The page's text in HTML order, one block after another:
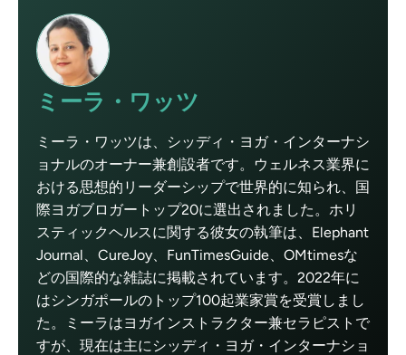
ミーラ・ワッツ
ミーラ・ワッツは、シッディ・ヨガ・インターナシ
ョナルのオーナー兼創設者です。ウェルネス業界に
おける思想的リーダーシップで世界的に知られ、国
際ヨガブロガートップ20に選出されました。ホリ
スティックヘルスに関する彼女の執筆は、Elephant
Journal、CureJoy、FunTimesGuide、OMtimesな
どの国際的な雑誌に掲載されています。2022年に
はシンガポールのトップ100起業家賞を受賞しまし
た。ミーラはヨガインストラクター兼セラピストで
すが、現在は主にシッディ・ヨガ・インターナショ